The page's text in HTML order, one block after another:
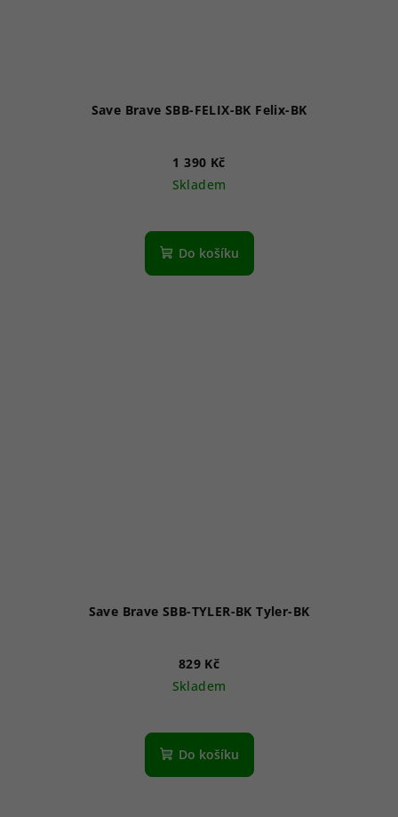
Save Brave SBB-FELIX-BK Felix-BK
1 390 Kč
Skladem
Do košíku
Save Brave SBB-TYLER-BK Tyler-BK
829 Kč
Skladem
Do košíku